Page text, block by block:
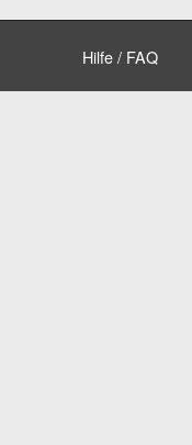
Hilfe / FAQ